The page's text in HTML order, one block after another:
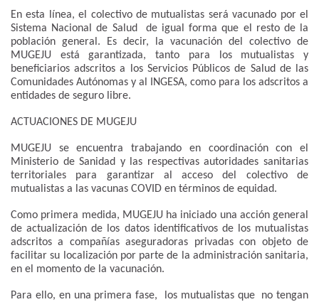
En esta línea, el colectivo de mutualistas será vacunado por el
Sistema Nacional de Salud de igual forma que el resto de la
población general. Es decir, la vacunación del colectivo de
MUGEJU está garantizada, tanto para los mutualistas y
beneficiarios adscritos a los Servicios Públicos de Salud de las
Comunidades Autónomas y al INGESA, como para los adscritos a
entidades de seguro libre.
ACTUACIONES DE MUGEJU
MUGEJU se encuentra trabajando en coordinación con el
Ministerio de Sanidad y las respectivas autoridades sanitarias
territoriales para garantizar al acceso del colectivo de
mutualistas a las vacunas COVID en términos de equidad.
Como primera medida, MUGEJU ha iniciado una acción general
de actualización de los datos identificativos de los mutualistas
adscritos a compañías aseguradoras privadas con objeto de
facilitar su localización por parte de la administración sanitaria,
en el momento de la vacunación.
Para ello, en una primera fase, los mutualistas que no tengan